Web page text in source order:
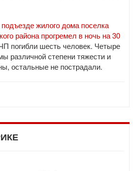
жилого дома поселка
района прогремел в ночь на 30
погибли шесть человек. Четыре
различной степени тяжести и
остальные не пострадали.